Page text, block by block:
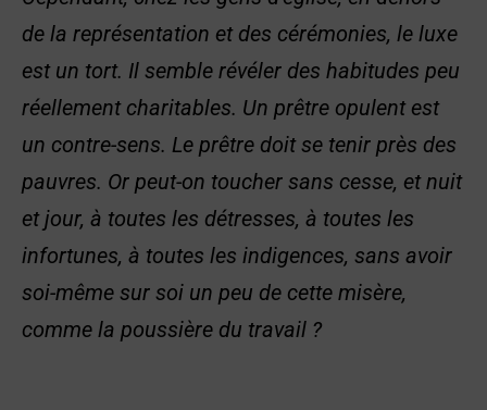
de la représentation et des cérémonies, le luxe
est un tort. Il semble révéler des habitudes peu
réellement charitables. Un prêtre opulent est
un contre-sens. Le prêtre doit se tenir près des
pauvres. Or peut-on toucher sans cesse, et nuit
et jour, à toutes les détresses, à toutes les
infortunes, à toutes les indigences, sans avoir
soi-même sur soi un peu de cette misère,
comme la poussière du travail ?